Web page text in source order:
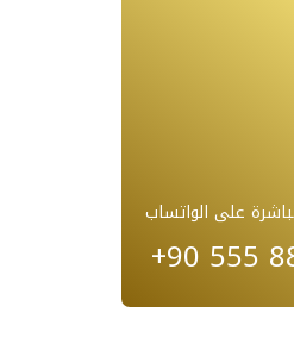
على الواتساب
+90 555